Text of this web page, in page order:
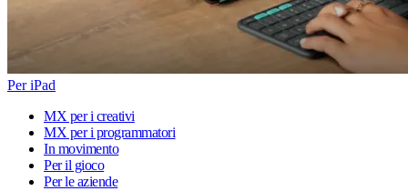
Per iPad
MX per i creativi
MX per i programmatori
In movimento
Per il gioco
Per le aziende